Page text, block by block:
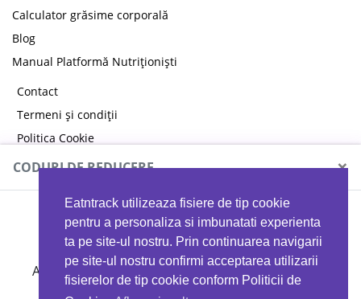
Eatntrack utilizeaza fisiere de tip cookie
pentru a personaliza si imbunatati experienta
ta pe site-ul nostru. Prin continuarea navigarii
pe site-ul nostru confirmi acceptarea utilizarii
fisierelor de tip cookie conform Politicii de
Calculator grăsime corporală
Blog
Manual Platformă Nutriționiști
Contact
Termeni și condiții
Politica Cookie
Politica de confidențialitate
CODURI DE REDUCERE ×
MYPROTEIN
Ai 40%reducere la orice comandă folosind codul
EATTRACK